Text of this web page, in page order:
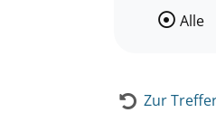
Wählen
Alle
Zur